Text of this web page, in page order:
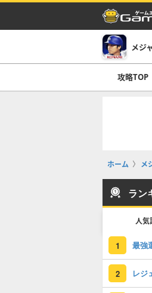
メジ
攻略TOP
ホーム メ
ラン
人気
1 最強
2 レジ